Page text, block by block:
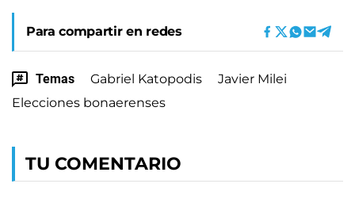
Para compartir en redes
Temas Gabriel Katopodis
Javier Milei
Elecciones bonaerenses
TU COMENTARIO